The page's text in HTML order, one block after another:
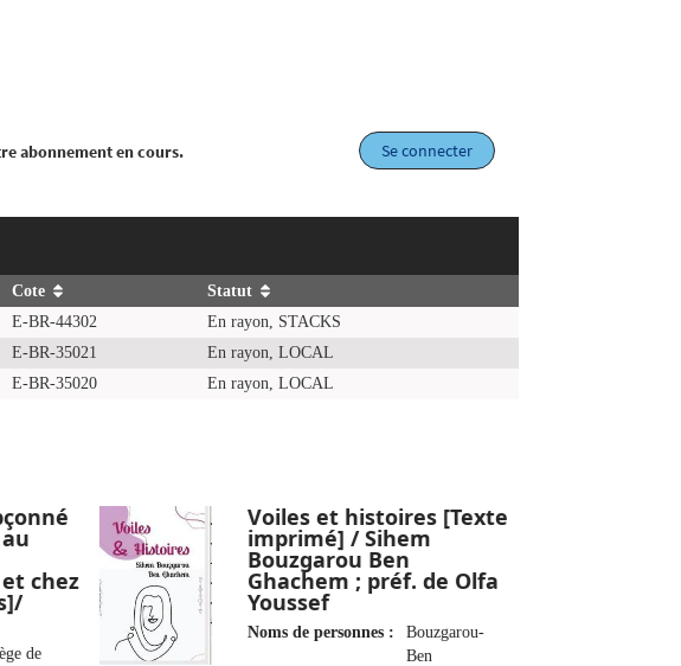
abonnement en cours. Se connecter
Cote
Statut
E-BR-44302
En rayon, STACKS
E-BR-35021
En rayon, LOCAL
E-BR-35020 En rayon, LOCAL
chez
de
Voiles et histoires [Texte
imprimé] / Sihem
Bouzgarou Ben
Ghachem ; préf. de Olfa
Youssef
Noms de personnes :
Bouzgarou-
Ben